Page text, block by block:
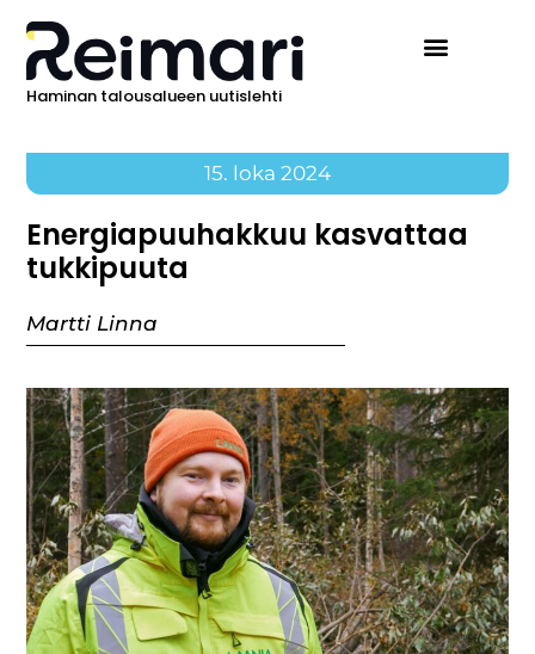
Haminan talousalueen uutislehti
15. loka 2024
Energiapuuhakkuu kasvattaa
tukkipuuta
Martti Linna